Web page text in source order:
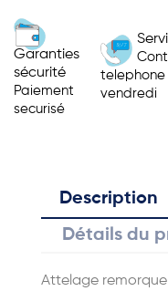
Garanties
sécurité
Paiement
securisé
telephone
vendredi
Description
Détails du
Attelage